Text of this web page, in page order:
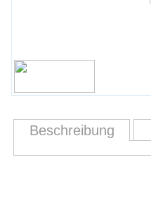
Beschreibung